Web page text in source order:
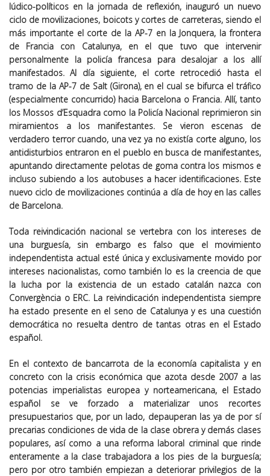
lúdico-políticos en la jornada de reflexión, inauguró un nuevo
ciclo de movilizaciones, boicots y cortes de carreteras, siendo el
más importante el corte de la AP-7 en la Jonquera, la frontera
de Francia con Catalunya, en el que tuvo que intervenir
personalmente la policía francesa para desalojar a los allí
manifestados. Al día siguiente, el corte retrocedió hasta el
tramo de la AP-7 de Salt (Girona), en el cual se bifurca el tráfico
(especialmente concurrido) hacia Barcelona o Francia. Allí, tanto
los Mossos d’Esquadra como la Policía Nacional reprimieron sin
miramientos a los manifestantes. Se vieron escenas de
verdadero terror cuando, una vez ya no existía corte alguno, los
antidisturbios entraron en el pueblo en busca de manifestantes,
apuntando directamente pelotas de goma contra los mismos e
incluso subiendo a los autobuses a hacer identificaciones. Este
nuevo ciclo de movilizaciones continúa a día de hoy en las calles
de Barcelona.
Toda reivindicación nacional se vertebra con los intereses de
una burguesía, sin embargo es falso que el movimiento
independentista actual esté única y exclusivamente movido por
intereses nacionalistas, como también lo es la creencia de que
la lucha por la existencia de un estado catalán nazca con
Convergència o ERC. La reivindicación independentista siempre
ha estado presente en el seno de Catalunya y es una cuestión
democrática no resuelta dentro de tantas otras en el Estado
español.
En el contexto de bancarrota de la economía capitalista y en
concreto con la crisis económica que azota desde 2007 a las
potencias imperialistas europea y norteamericana, el Estado
español se ve forzado a materializar unos recortes
presupuestarios que, por un lado, depauperan las ya de por sí
precarias condiciones de vida de la clase obrera y demás clases
populares, así como a una reforma laboral criminal que rinde
enteramente a la clase trabajadora a los pies de la burguesía;
pero por otro también empiezan a deteriorar privilegios de la